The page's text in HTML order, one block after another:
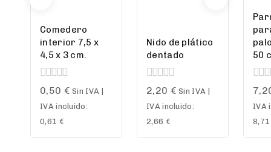
Comedero
interior 7,5 x
4,5 x 3 cm.
0
out
of
5
0,50 € Sin IVA |
IVA incluido:
0,61 €
Nido de plático
dentado
0
out
of
5
2,20 € Sin IVA |
IVA incluido:
2,66 €
50
0
out
of
5
IVA